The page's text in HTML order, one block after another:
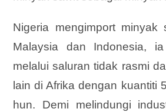
Nigeria mengimport minyak
Malaysia dan Indonesia,
melalui saluran tidak rasmi
lain di Afrika dengan kuantiti
hun. Demi melindungi